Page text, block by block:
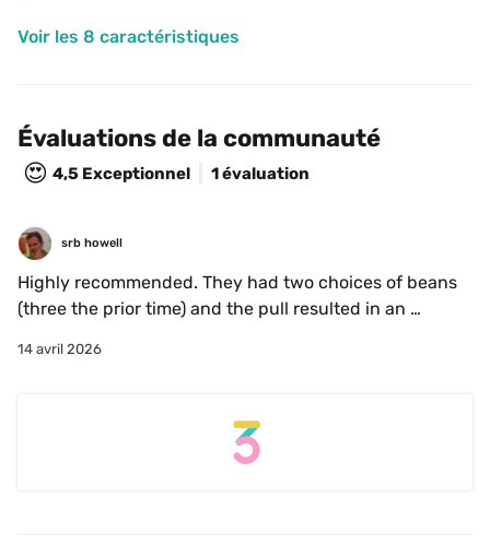
Voir les 8 caractéristiques
Évaluations de la communauté
😍 4,5 Exceptionnel 1 évaluation
srb howell
Highly recommended. They had two choices of beans
(three the prior time) and the pull resulted in an
14 avril 2026